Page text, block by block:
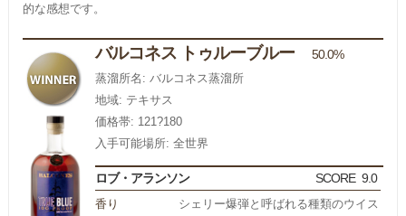
的な感想です。
バルコネス トゥルーブルー 50.0%
蒸溜所名: バルコネス蒸溜所
地域: テキサス
価格帯: 121?180
入手可能場所: 全世界
ロブ・アランソン SCORE 9.0
香り
シェリー爆弾と呼ばれる種類のウイス